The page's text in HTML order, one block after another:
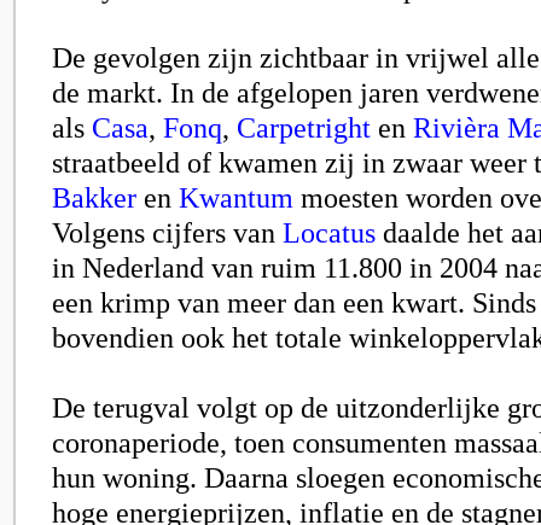
De gevolgen zijn zichtbaar in vrijwel alle
de markt. In de afgelopen jaren
als Casa, Fonq, Carpetright en Rivièra
straatbeeld of kwamen zij in zwaar weer
Bakker en Kwantum moesten worden
Volgens cijfers van Locatus daalde het
in Nederland van ruim 11.800 in 2004
een krimp van meer dan een kwart.
bovendien ook het totale
De terugval volgt op de uitzonderlijke
coronaperiode, toen consumenten
hun woning. Daarna sloegen
hoge energieprijzen, inflatie en de